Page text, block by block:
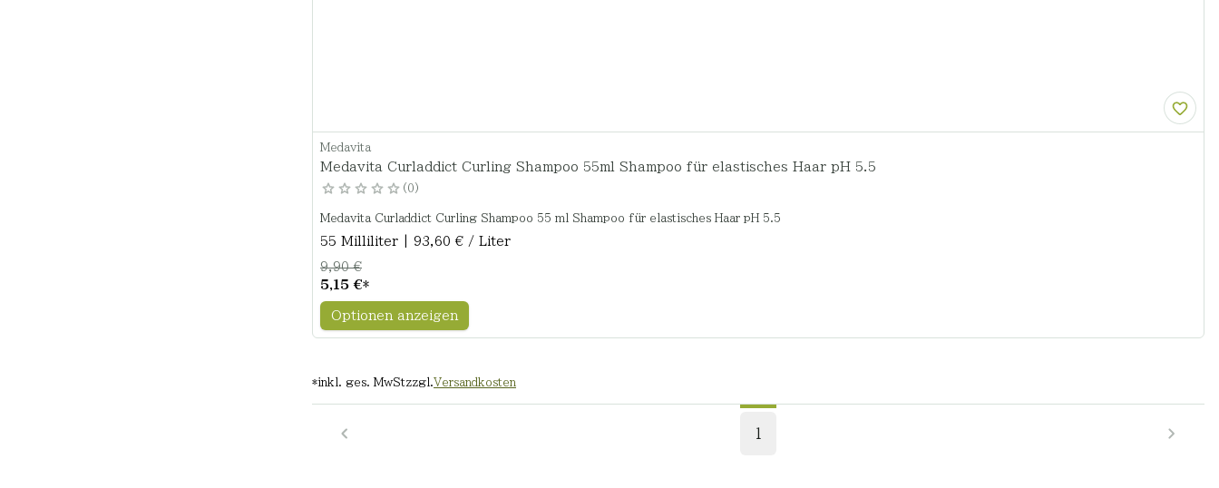
Medavita
Medavita Curladdict Curling Shampoo 55ml Shampoo für elastisches Haar pH 5.5
0
Medavita Curladdict Curling Shampoo 55 ml Shampoo für elastisches Haar pH 5.5
55 Milliliter | 93,60 € / Liter
5,15 €*
9,90 €
Optionen anzeigen
*inkl. ges. MwStzzgl. Versandkosten
1